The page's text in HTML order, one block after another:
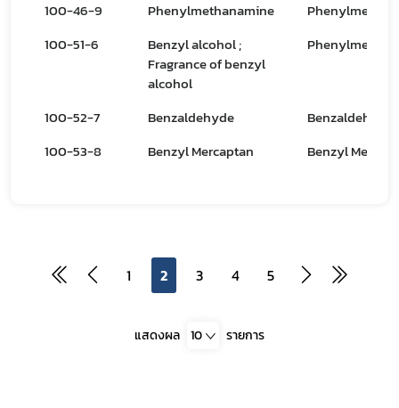
100-46-9
Phenylmethanamine
100-51-6
Benzyl alcohol ;
Fragrance of benzyl
alcohol
100-52-7 Benzaldehyde
Benzaldehyde
100-53-8
Benzyl Mercaptan Benzyl
1 2 3 4 5
แสดงผล 10 รายการ
covid